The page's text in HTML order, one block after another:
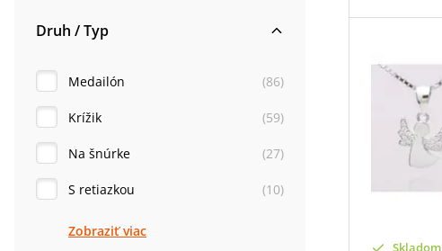
Druh / Typ
Medailón (86)
Krížik (59)
Na šnúrke (27)
S retiazkou (10)
Zobraziť viac
Skladom